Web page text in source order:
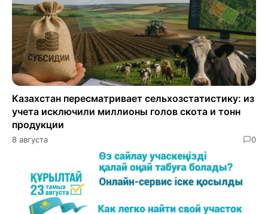
Казахстан пересматривает сельхозстатистику: из
учета исключили миллионы голов скота и тонн
продукции
8 августа 0